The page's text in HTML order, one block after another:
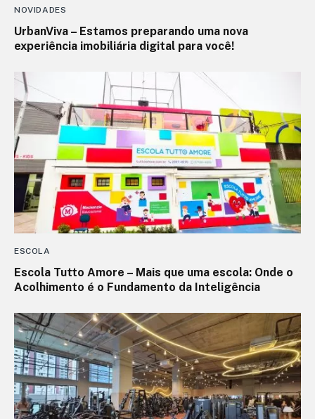
NOVIDADES
UrbanViva – Estamos preparando uma nova
experiência imobiliária digital para você!
ESCOLA
Escola Tutto Amore – Mais que uma escola: Onde o
Acolhimento é o Fundamento da Inteligência